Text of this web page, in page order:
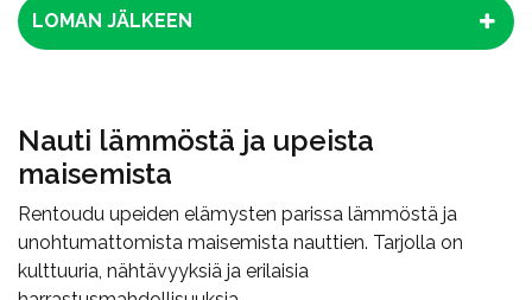
LOMAN JÄLKEEN
Nauti lämmöstä ja upeista
maisemista
Rentoudu upeiden elämysten parissa lämmöstä ja
unohtumattomista maisemista nauttien. Tarjolla on
kulttuuria, nähtävyyksiä ja erilaisia